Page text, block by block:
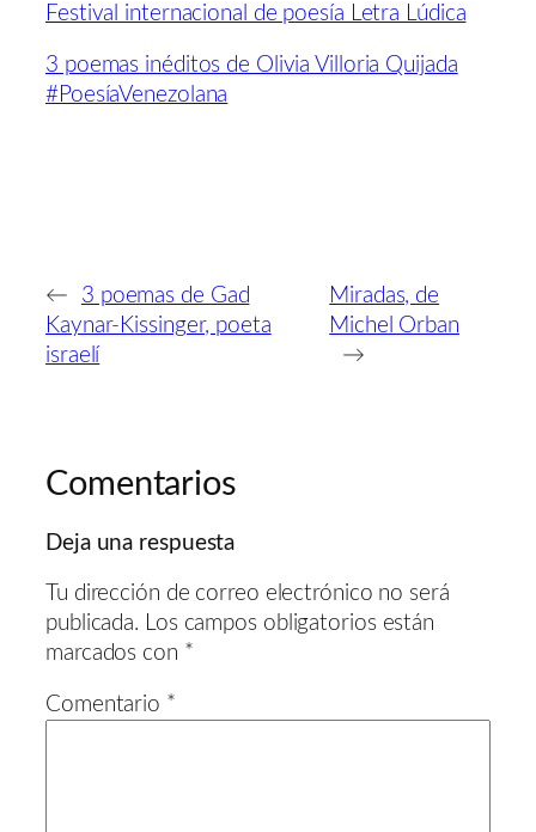
Festival internacional de poesía Letra Lúdica
3 poemas inéditos de Olivia Villoria Quijada
#PoesíaVenezolana
←
3 poemas de Gad
Kaynar-Kissinger, poeta
israelí
Miradas, de
Michel Orban
→
Comentarios
Deja una respuesta
Tu dirección de correo electrónico no será
publicada.
Los campos obligatorios están
marcados con *
Comentario *